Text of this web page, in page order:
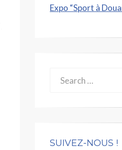
Expo “Sport à
SUIVEZ-NOUS !